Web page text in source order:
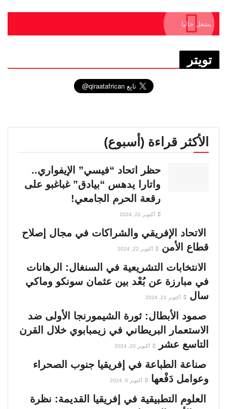
يشغل حاليا
تويتر
الأكثر قراءة (أسبوع)
حظر اتحاد “فيسي” الإيفواري..
واتارا يدهس “بيادق” غباغبو على
رقعة الحرم الجامعي!
أكتوبر 22, 2024
الاتحاد الإفريقي والشراكات في مجال إصلاح
قطاع الأمن
أكتوبر 22, 2024
الانتخابات التشريعية في السنغال: الرهانات
في مبارزة عن بُعْد بين عثمان سونكو وماكي
سال
أكتوبر 21, 2024
صمود الأبطال: ثورة الشيمورنجا الأولى ضد
الاستعمار البريطاني في زيمبابوي خلال القرن
التاسع عشر
أكتوبر 20, 2024
صناعة الطباعة في إفريقيا جنوب الصحراء
وعوامل دَفْعها
أكتوبر 6, 2024
العلوم التطبيقية في إفريقيا القديمة: نظرة